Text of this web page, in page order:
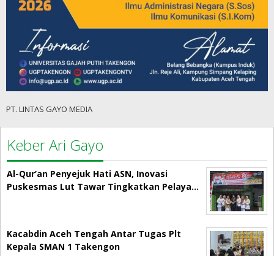
PT. LINTAS GAYO MEDIA
Keber Ari Gayo
Al-Qur’an Penyejuk Hati ASN, Inovasi
Puskesmas Lut Tawar Tingkatkan Pelaya…
Kacabdin Aceh Tengah Antar Tugas Plt
Kepala SMAN 1 Takengon